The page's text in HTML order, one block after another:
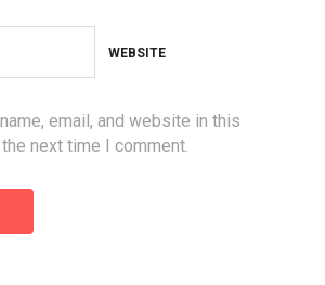
WEBSITE
email, and website in this
next time I comment.